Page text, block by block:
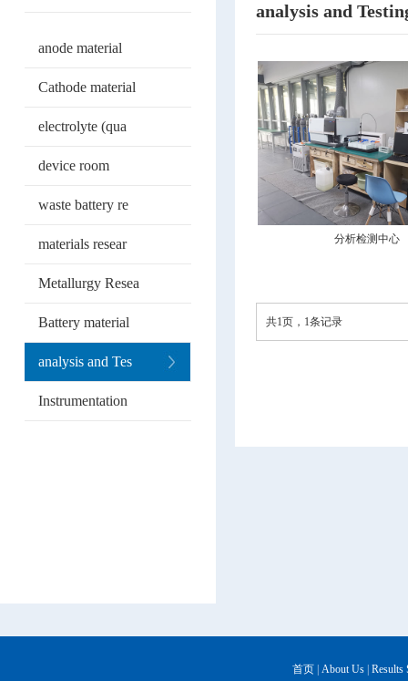
anode material
Cathode material
electrolyte (qua
device room
waste battery re
materials resear
Metallurgy Resea
Battery material
analysis and Tes
Instrumentation
analysis and
分析检测中心
共1页，1条记录
首页 About Us Results